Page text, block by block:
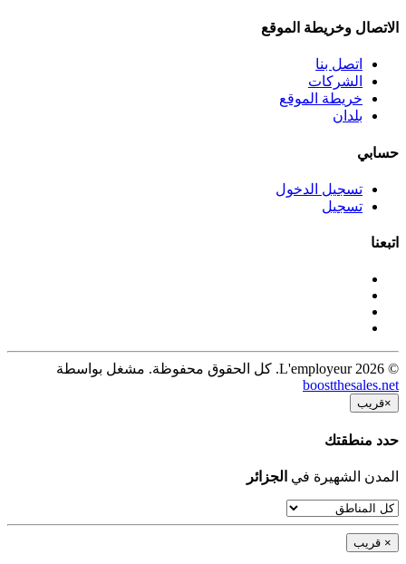
الاتصال وخريطة الموقع
اتصل بنا
الشركات
خريطة الموقع
بلدان
حسابي
تسجيل الدخول
تسجيل
اتبعنا
© 2026 L'employeur. كل الحقوق محفوظة. مشغل بواسطة
boostthesales.net
×قريب
حدد منطقتك
المدن الشهيرة في الجزائر
× قريب